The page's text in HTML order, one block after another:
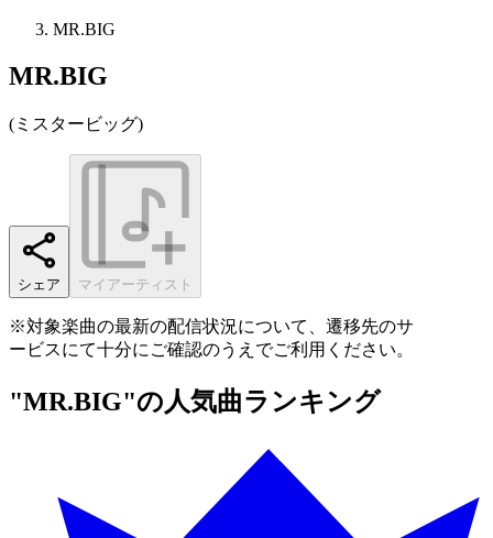
MR.BIG
MR.BIG
( ミスタービッグ)
シェア マイアーティスト
※対象楽曲の最新の配信状況について、遷移先のサ
ービスにて十分にご確認のうえでご利用ください。
"MR.BIG"の人気曲ランキング